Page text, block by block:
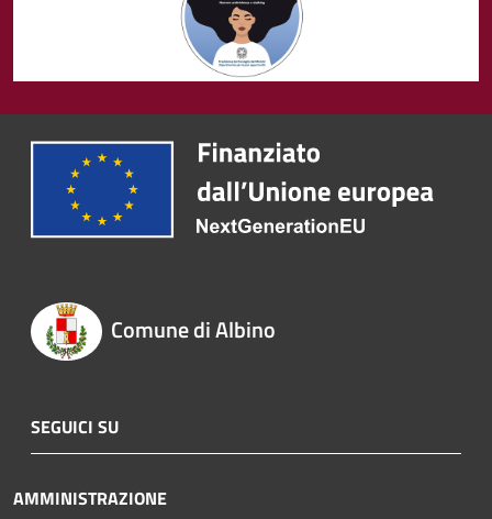
Comune di Albino
SEGUICI SU
AMMINISTRAZIONE